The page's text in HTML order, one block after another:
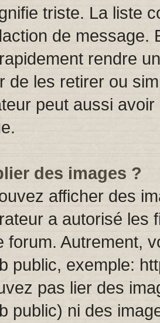
triste. La liste
de message.
rendre
de les retirer ou
peut aussi
des images ?
afficher des
a autorisé
forum. Autrement,
public, exemple:
pas lier des
public) ni des